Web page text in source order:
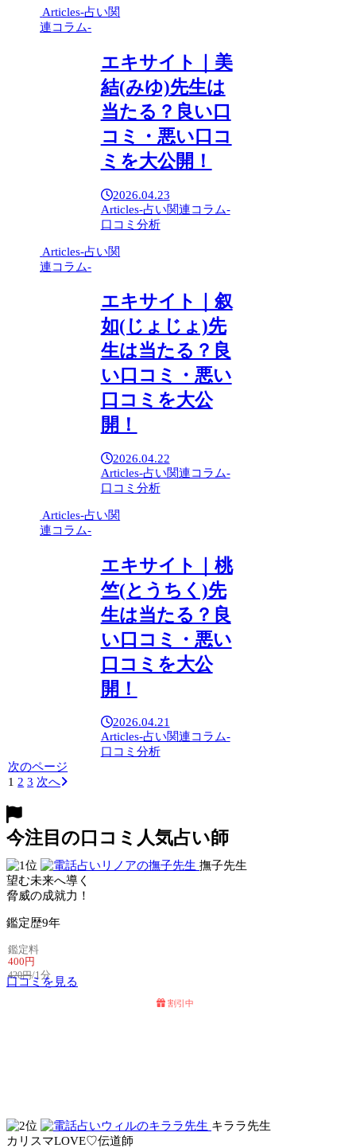
Articles-占い関
連コラム-
エキサイト｜美
結(みゆ)先生は
当たる？良い口
コミ・悪い口コ
ミを大公開！
2026.04.23
Articles-占い関連コラム-
口コミ分析
Articles-占い関
連コラム-
エキサイト｜叙
如(じょじょ)先
生は当たる？良
い口コミ・悪い
口コミを大公
開！
2026.04.22
Articles-占い関連コラム-
口コミ分析
Articles-占い関
連コラム-
エキサイト｜桃
竺(とうちく)先
生は当たる？良
い口コミ・悪い
口コミを大公
開！
2026.04.21
Articles-占い関連コラム-
口コミ分析
次のページ
1 2 3 次へ
今注目の口コミ人気占い師
撫子先生
望む未来へ導く
脅威の成就力！
鑑定歴9年
鑑定料
400円
420円/1分
口コミを見る
割引中
キララ先生
カリスマLOVE♡伝道師